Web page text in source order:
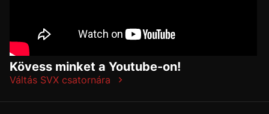
Kövess minket a Youtube-on!
Váltás SVX csatornára